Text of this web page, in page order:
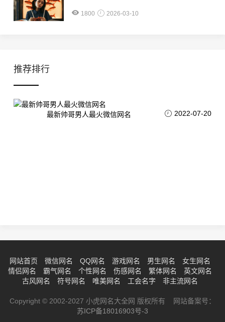
1800 2026-03-10
推荐排行
最新帅哥男人最火微信网名 2022-07-20
网站首页 微信网名 QQ网名 游戏网名 男生网名
女生网名
情侣网名
霸气网名 个性网名 伤感网名 繁体网名
英文网名
古风网名
符号网名 唯美网名 工会名字 非主流网名
Copyright © 2002-2027 小虎网名大全网 版权所有 网站备案号：
苏ICP备18016903号-3